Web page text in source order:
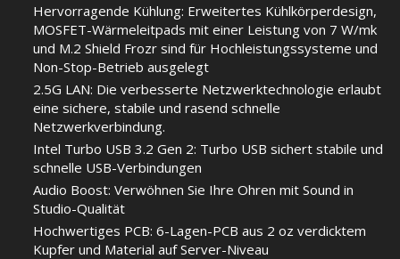
Hervorragende Kühlung: Erweitertes Kühlkörperdesign,
MOSFET-Wärmeleitpads mit einer Leistung von 7 W/mk
und M.2 Shield Frozr sind für Hochleistungssysteme und
Non-Stop-Betrieb ausgelegt
2.5G LAN: Die verbesserte Netzwerktechnologie erlaubt
eine sichere, stabile und rasend schnelle
Netzwerkverbindung.
Intel Turbo USB 3.2 Gen 2: Turbo USB sichert stabile und
schnelle USB-Verbindungen
Audio Boost: Verwöhnen Sie Ihre Ohren mit Sound in
Studio-Qualität
Hochwertiges PCB: 6-Lagen-PCB aus 2 oz verdicktem
Kupfer und Material auf Server-Niveau